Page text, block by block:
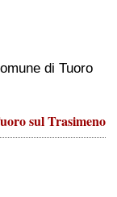
di Tuoro
sul Trasimeno